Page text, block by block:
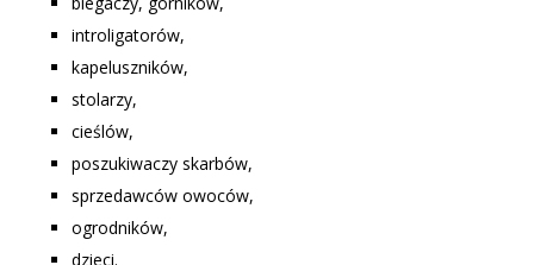
introligatorów,
kapeluszników,
stolarzy,
cieślów,
poszukiwaczy skarbów,
sprzedawców owoców,
ogrodników,
dzieci.